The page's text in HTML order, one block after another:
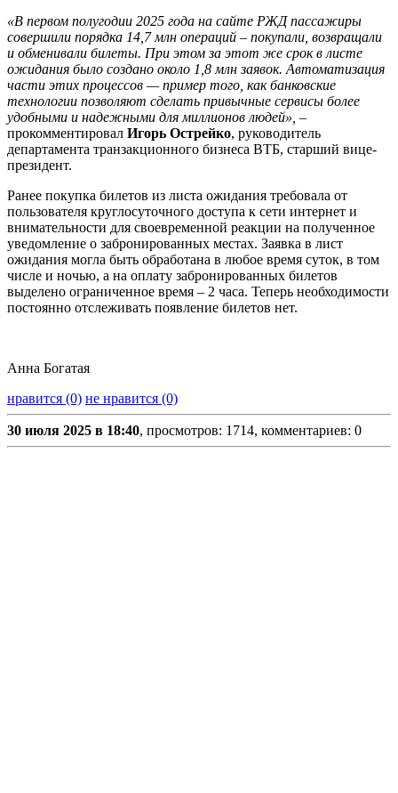
«В первом полугодии 2025 года на сайте РЖД пассажиры
совершили порядка 14,7 млн операций – покупали, возвращали
и обменивали билеты. При этом за этот же срок в листе
ожидания было создано около 1,8 млн заявок. Автоматизация
части этих процессов — пример того, как банковские
технологии позволяют сделать привычные сервисы более
удобными и надежными для миллионов людей», –
прокомментировал Игорь Острейко, руководитель
департамента транзакционного бизнеса ВТБ, старший вице-
президент.
Ранее покупка билетов из листа ожидания требовала от
пользователя круглосуточного доступа к сети интернет и
внимательности для своевременной реакции на полученное
уведомление о забронированных местах. Заявка в лист
ожидания могла быть обработана в любое время суток, в том
числе и ночью, а на оплату забронированных билетов
выделено ограниченное время – 2 часа. Теперь необходимости
постоянно отслеживать появление билетов нет.
Анна Богатая
нравится (0) не нравится (0)
30 июля 2025 в 18:40, просмотров: 1714, комментариев: 0